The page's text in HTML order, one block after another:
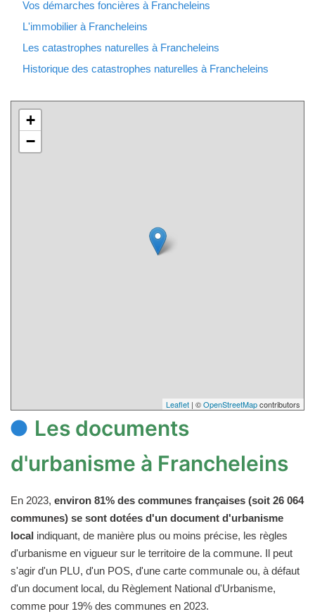
Vos démarches foncières à Francheleins
L'immobilier à Francheleins
Les catastrophes naturelles à Francheleins
Historique des catastrophes naturelles à Francheleins
+
−
Leaflet | ©OpenStreetMapcontributors
Les documents
d'urbanisme à Francheleins
En 2023, environ 81% des communes françaises (soit 26 064
communes) se sont dotées d'un document d'urbanisme
local indiquant, de manière plus ou moins précise, les règles
d'urbanisme en vigueur sur le territoire de la commune. Il peut
s'agir d'un PLU, d'un POS, d'une carte communale ou, à défaut
d'un document local, du Règlement National d'Urbanisme,
comme pour 19% des communes en 2023.